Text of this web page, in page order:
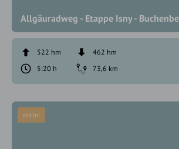
Allgäuradweg - Etappe Isny -
522 hm
462 hm
5:20 h
73,6 km
mittel